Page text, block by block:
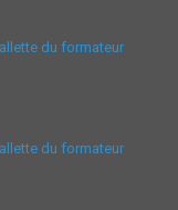
du formateur
du formateur